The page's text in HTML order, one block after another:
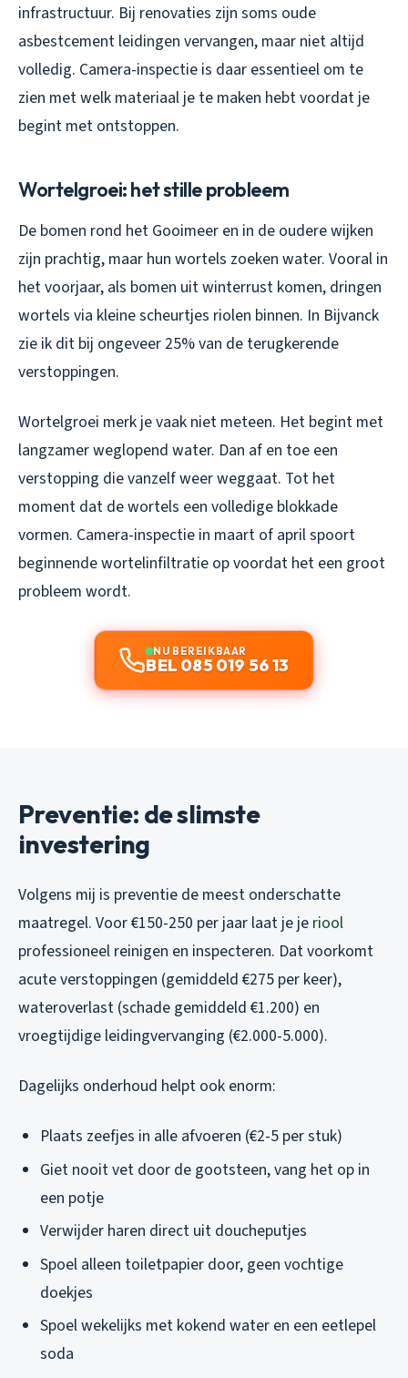
infrastructuur. Bij renovaties zijn soms oude
asbestcement leidingen vervangen, maar niet altijd
volledig. Camera-inspectie is daar essentieel om te
zien met welk materiaal je te maken hebt voordat je
begint met ontstoppen.
Wortelgroei: het stille probleem
De bomen rond het Gooimeer en in de oudere wijken
zijn prachtig, maar hun wortels zoeken water. Vooral in
het voorjaar, als bomen uit winterrust komen, dringen
wortels via kleine scheurtjes riolen binnen. In Bijvanck
zie ik dit bij ongeveer 25% van de terugkerende
verstoppingen.
Wortelgroei merk je vaak niet meteen. Het begint met
langzamer weglopend water. Dan af en toe een
verstopping die vanzelf weer weggaat. Tot het
moment dat de wortels een volledige blokkade
vormen. Camera-inspectie in maart of april spoort
beginnende wortelinfiltratie op voordat het een groot
probleem wordt.
NU BEREIKBAAR
BEL 085 019 56 13
Preventie: de slimste
investering
Volgens mij is preventie de meest onderschatte
maatregel. Voor €150-250 per jaar laat je je riool
professioneel reinigen en inspecteren. Dat voorkomt
acute verstoppingen (gemiddeld €275 per keer),
wateroverlast (schade gemiddeld €1.200) en
vroegtijdige leidingvervanging (€2.000-5.000).
Dagelijks onderhoud helpt ook enorm:
Plaats zeefjes in alle afvoeren (€2-5 per stuk)
Giet nooit vet door de gootsteen, vang het op in
een potje
Verwijder haren direct uit doucheputjes
Spoel alleen toiletpapier door, geen vochtige
doekjes
Spoel wekelijks met kokend water en een eetlepel
soda